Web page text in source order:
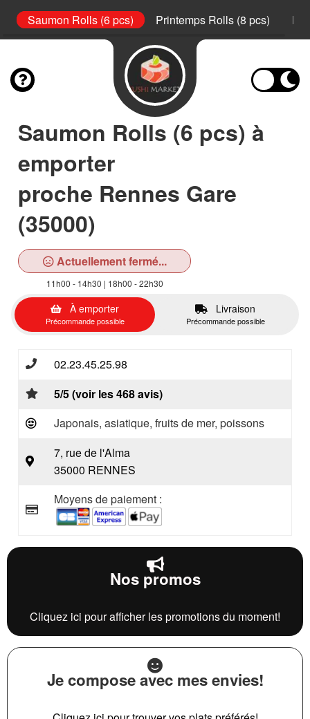
Saumon Rolls (6 pcs) Printemps Rolls (8 pcs)
Saumon Rolls (6 pcs) à
emporter
proche Rennes Gare
(35000)
Actuellement fermé...
11h00 - 14h30 | 18h00 - 22h30
À emporter
Précommande possible
Livraison
Précommande possible
02.23.45.25.98
5/5 (voir les 468 avis)
Japonais, asiatique, fruits de mer, poissons
7, rue de l'Alma
35000 RENNES
Moyens de paiement :
Nos promos
Cliquez ici pour afficher les promotions du moment!
Je compose avec mes envies!